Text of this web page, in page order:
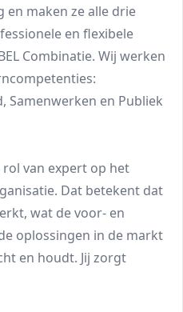
en maken ze alle drie
en flexibele
Combinatie. Wij werken
Samenwerken en Publiek
rol van expert op het
Dat betekent dat
wat de voor- en
oplossingen in de markt
en houdt. Jij zorgt